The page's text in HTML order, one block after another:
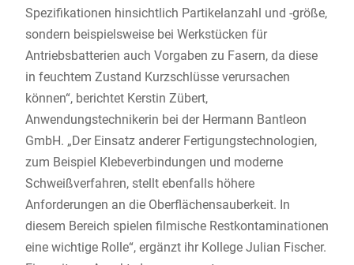
Spezifikationen hinsichtlich Partikelanzahl und -größe,
sondern beispielsweise bei Werkstücken für
Antriebsbatterien auch Vorgaben zu Fasern, da diese
in feuchtem Zustand Kurzschlüsse verursachen
können“, berichtet Kerstin Zübert,
Anwendungstechnikerin bei der Hermann Bantleon
GmbH. „Der Einsatz anderer Fertigungstechnologien,
zum Beispiel Klebeverbindungen und moderne
Schweißverfahren, stellt ebenfalls höhere
Anforderungen an die Oberflächensauberkeit. In
diesem Bereich spielen filmische Restkontaminationen
eine wichtige Rolle“, ergänzt ihr Kollege Julian Fischer.